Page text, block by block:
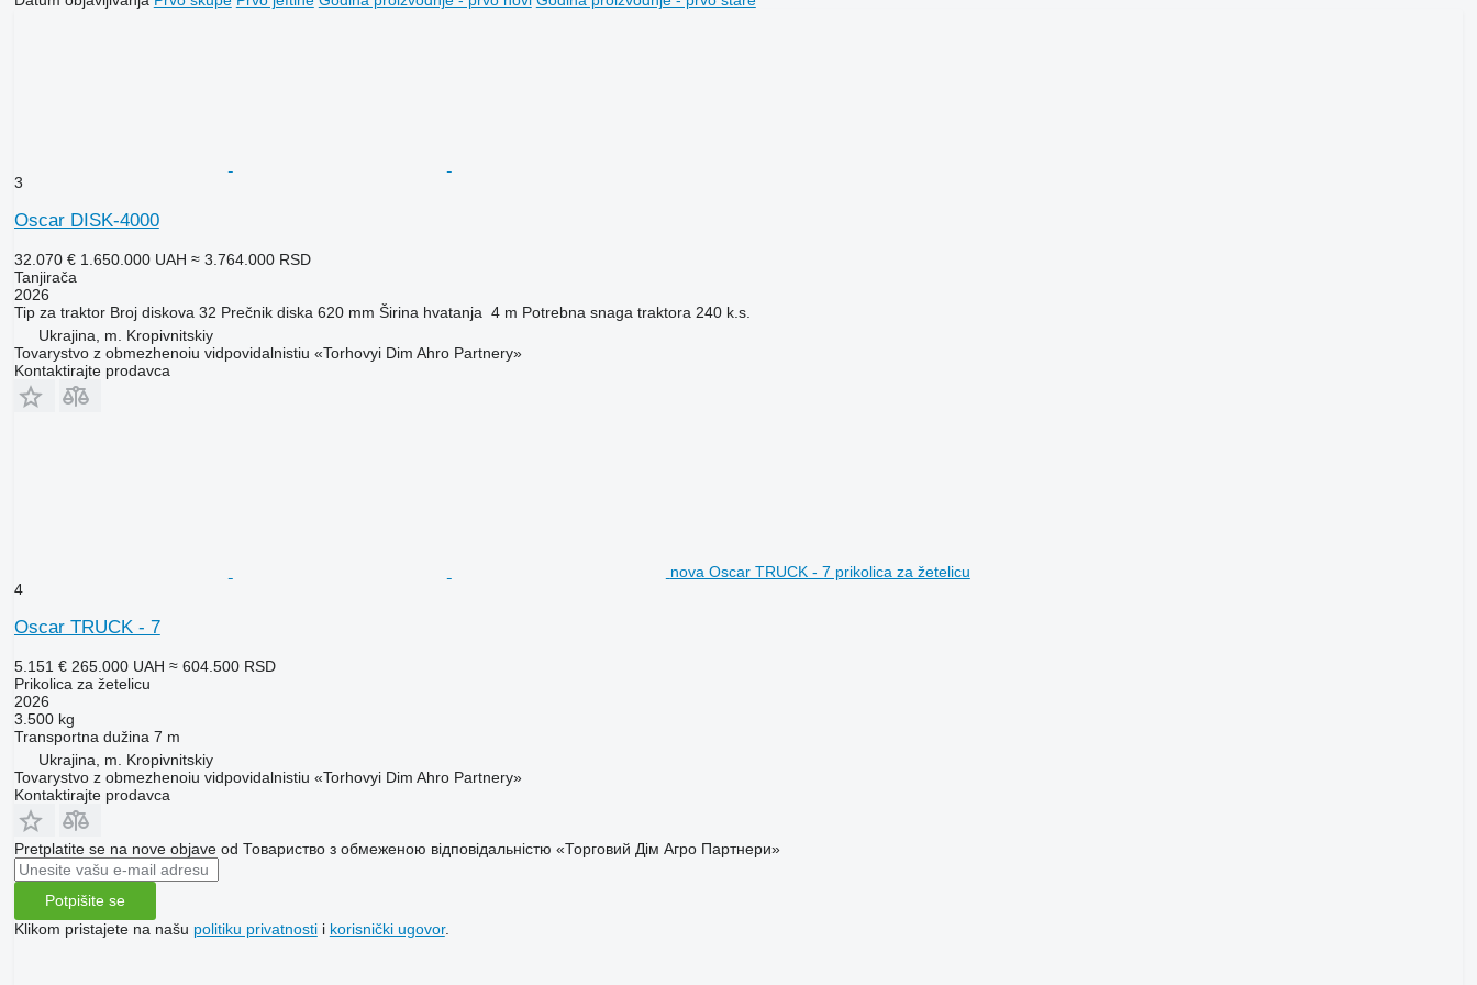
3
Oscar DISK-4000
32.070 € 1.650.000 UAH ≈ 3.764.000 RSD
Tanjirača
2026
Tip za traktor Broj diskova 32 Prečnik diska 620 mm Širina hvatanja 4 m Potrebna snaga traktora 240 k.s.
Ukrajina, m. Kropivnitskiy
Tovarystvo z obmezhenoiu vidpovidalnistiu «Torhovyi Dim Ahro Partnery»
Kontaktirajte prodavca
nova Oscar TRUCK - 7 prikolica za žetelicu
4
Oscar TRUCK - 7
5.151 € 265.000 UAH ≈ 604.500 RSD
Prikolica za žetelicu
2026
3.500 kg
Transportna dužina 7 m
Ukrajina, m. Kropivnitskiy
Tovarystvo z obmezhenoiu vidpovidalnistiu «Torhovyi Dim Ahro Partnery»
Kontaktirajte prodavca
Pretplatite se na nove objave od Товариство з обмеженою відповідальністю «Торговий Дім Агро Партнери»
Potpišite se
Klikom pristajete na našu politiku privatnostii korisnički ugovor.